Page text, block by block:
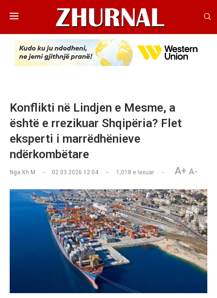
Konflikti në Lindjen e Mesme, a
është e rrezikuar Shqipëria? Flet
eksperti i marrëdhënieve
ndërkombëtare
Nga Xh M 02.03.2026 12:04 1,018 e lexuar A+ A-